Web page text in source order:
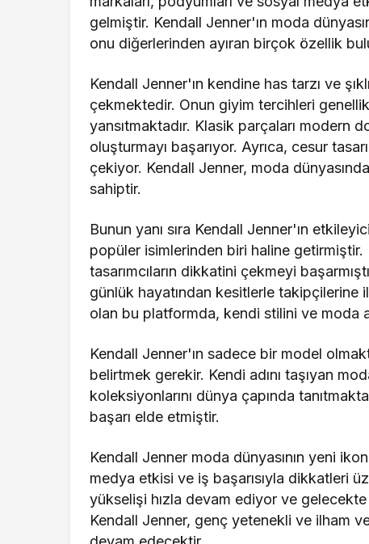
gelmiştir. Kendall Jenner'ın moda
onu diğerlerinden ayıran birçok özellik
Kendall Jenner'ın kendine has tarzı ve
çekmektedir. Onun giyim tercihleri
yansıtmaktadır. Klasik parçaları modern
oluşturmayı başarıyor. Ayrıca, cesur
çekiyor. Kendall Jenner, moda
sahiptir.
Bunun yanı sıra Kendall Jenner'ın
popüler isimlerinden biri haline
tasarımcıların dikkatini çekmeyi
günlük hayatından kesitlerle
olan bu platformda, kendi stilini ve moda
Kendall Jenner'ın sadece bir model
belirtmek gerekir. Kendi adını taşıyan
koleksiyonlarını dünya çapında
başarı elde etmiştir.
Kendall Jenner moda dünyasının yeni
medya etkisi ve iş başarısıyla dikkatleri
yükselişi hızla devam ediyor ve
Kendall Jenner, genç yetenekli ve ilham